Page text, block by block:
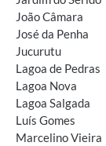
João Câmara
José da Penha
Jucurutu
Lagoa de Pedras
Lagoa Nova
Lagoa Salgada
Luís Gomes
Marcelino Vieira